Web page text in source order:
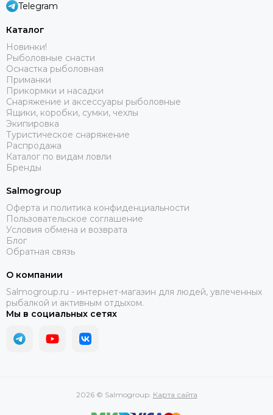
Telegram
Каталог
Новинки!
Рыболовные снасти
Оснастка рыболовная
Приманки
Прикормки и насадки
Снаряжение и аксессуары рыболовные
Ящики, коробки, сумки, чехлы
Экипировка
Туристическое снаряжение
Распродажа
Каталог по видам ловли
Бренды
Salmogroup
Оферта и политика конфиденциальности
Пользовательское соглашение
Условия обмена и возврата
Блог
Обратная связь
О компании
Salmogroup.ru - интернет-магазин для людей, увлеченных
рыбалкой и активным отдыхом.
Мы в социальных сетях
2026 © Salmogroup. Карта сайта